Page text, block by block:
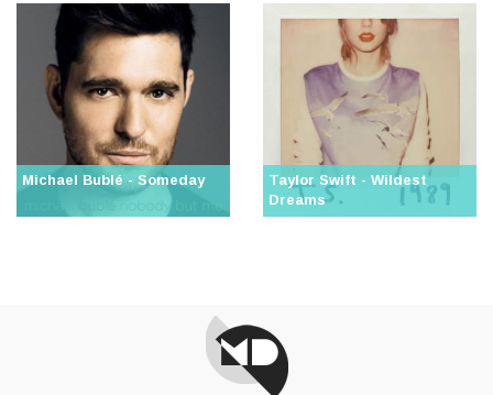
Michael Bublé - Someday
Taylor Swift - Wildest
Dreams